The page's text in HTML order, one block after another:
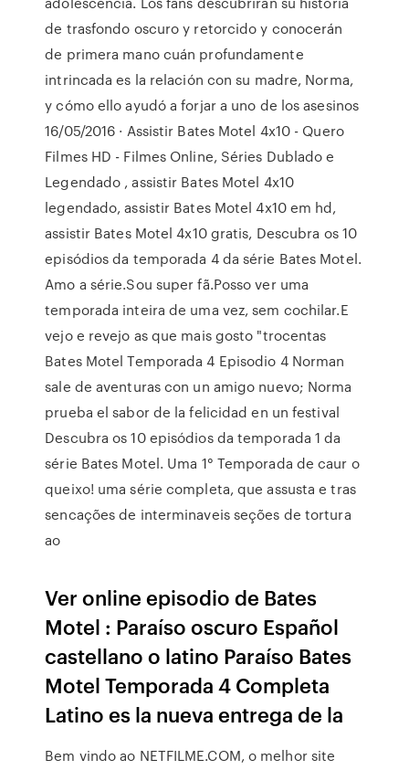
de trasfondo oscuro y retorcido y conocerán
de primera mano cuán profundamente
intrincada es la relación con su madre, Norma,
y cómo ello ayudó a forjar a uno de los asesinos
16/05/2016 · Assistir Bates Motel 4x10 - Quero
Filmes HD - Filmes Online, Séries Dublado e
Legendado , assistir Bates Motel 4x10
legendado, assistir Bates Motel 4x10 em hd,
assistir Bates Motel 4x10 gratis, Descubra os 10
episódios da temporada 4 da série Bates Motel.
Amo a série.Sou super fã.Posso ver uma
temporada inteira de uma vez, sem cochilar.E
vejo e revejo as que mais gosto "trocentas
Bates Motel Temporada 4 Episodio 4 Norman
sale de aventuras con un amigo nuevo; Norma
prueba el sabor de la felicidad en un festival
Descubra os 10 episódios da temporada 1 da
série Bates Motel. Uma 1° Temporada de caur o
queixo! uma série completa, que assusta e tras
sencações de interminaveis seções de tortura
ao
Ver online episodio de Bates
Motel : Paraíso oscuro Español
castellano o latino Paraíso Bates
Motel Temporada 4 Completa
Latino es la nueva entrega de la
Bem vindo ao NETFILME.COM, o melhor site